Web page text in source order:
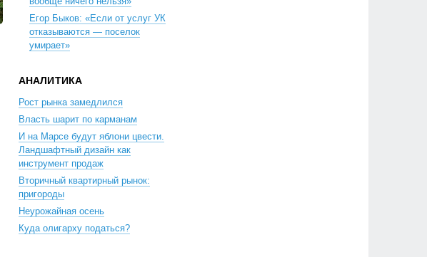
Егор Быков: «Если от услуг УК
отказываются — поселок
умирает»
АНАЛИТИКА
Рост рынка замедлился
Власть шарит по карманам
И на Марсе будут яблони цвести.
Ландшафтный дизайн как
инструмент продаж
Вторичный квартирный рынок:
пригороды
Неурожайная осень
Куда олигарху податься?